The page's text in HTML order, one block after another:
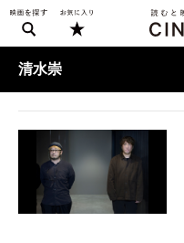
清水崇